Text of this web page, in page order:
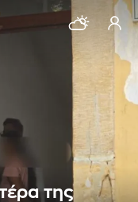
της